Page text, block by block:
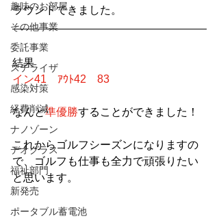
趣味のお部屋
その他事業
委託事業
ステライザ
感染対策
経費削減
ナノゾーン
デオグラス
福祉部門
新発売
ポータブル蓄電池
ラウンドできました。
結果
イン41　ｱｳﾄ42　83
なんと準優勝することができました！
これからゴルフシーズンになりますの
で、ゴルフも仕事も全力で頑張りたい
と思います。